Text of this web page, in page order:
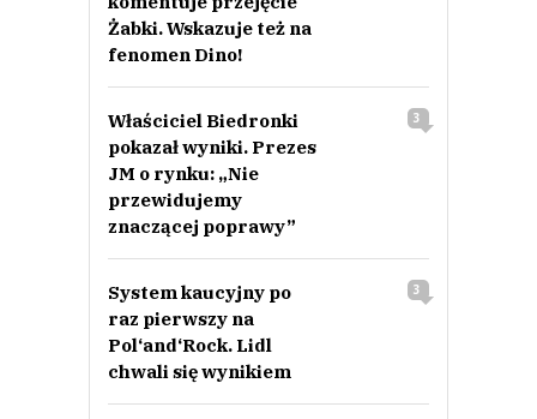
Żabki. Wskazuje też na
fenomen Dino!
Właściciel Biedronki
pokazał wyniki. Prezes
JM o rynku: „Nie
przewidujemy
znaczącej poprawy”
3
System kaucyjny po
raz pierwszy na
Pol‘and‘Rock. Lidl
chwali się wynikiem
3